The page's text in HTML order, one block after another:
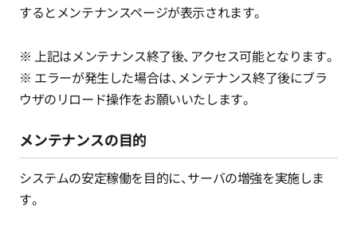
するとメンテナンスページが表示されます。
※ 上記はメンテナンス終了後、アクセス可能となります。
※ エラーが発生した場合は、メンテナンス終了後にブラ
ウザのリロード操作をお願いいたします。
メンテナンスの目的
システムの安定稼働を目的に、サーバの増強を実施しま
す。